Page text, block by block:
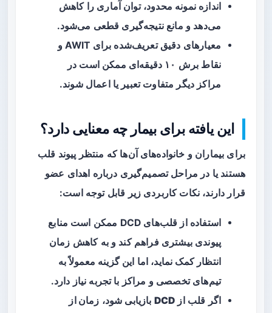
اندازه نمونه محدود، توان آماری را کاهش
می‌دهد و مانع نتیجه‌گیری قطعی می‌شود.
معیارهای دقیق تعریف‌شده برای AWIT و
نقاط برش ۱۰ دقیقه‌ای ممکن است در
مراکز دیگر متفاوت تعبیر یا اعمال شوند.
این یافته برای بیمار چه معنایی دارد؟
برای بیماران و خانواده‌های آن‌ها که منتظر پیوند قلب
هستند یا در مراحل تصمیم‌گیری درباره اهدای عضو
قرار دارند، نکات کاربردی زیر قابل توجه است:
استفاده از قلب‌های DCD ممکن است منابع
پیوندی بیشتری فراهم کند و به کاهش زمان
انتظار کمک نماید، اما این گزینه معمولاً به
تیم‌های تخصصی و مراکز با تجربه نیاز دارد.
اگر قلب از DCD بازیابی شود، زمان از